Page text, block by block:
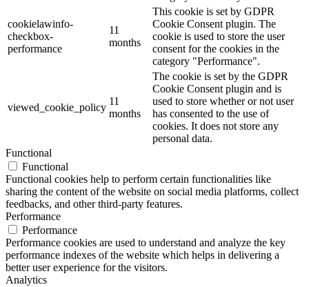
cookielawinfo-
checkbox-
performance
11
months
This cookie is set by GDPR
Cookie Consent plugin. The
cookie is used to store the user
consent for the cookies in the
category "Performance".
viewed_cookie_policy
11
months
The cookie is set by the GDPR
Cookie Consent plugin and is
used to store whether or not user
has consented to the use of
cookies. It does not store any
personal data.
Functional
Functional
Functional cookies help to perform certain functionalities like
sharing the content of the website on social media platforms, collect
feedbacks, and other third-party features.
Performance
Performance
Performance cookies are used to understand and analyze the key
performance indexes of the website which helps in delivering a
better user experience for the visitors.
Analytics